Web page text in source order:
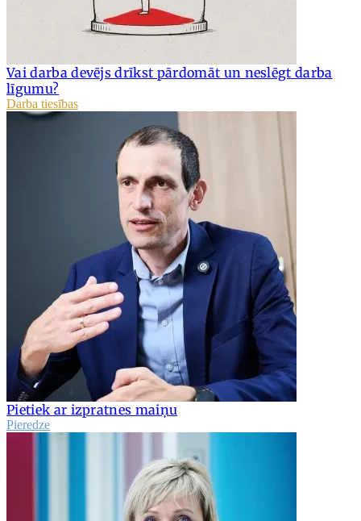
Vai darba devējs drīkst pārdomāt un neslēgt darba
līgumu?
Darba tiesības
Pietiek ar izpratnes maiņu
Pieredze